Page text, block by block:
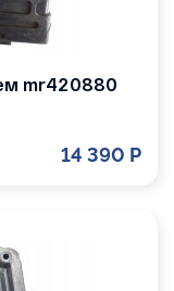
mr420880
14 390 Р